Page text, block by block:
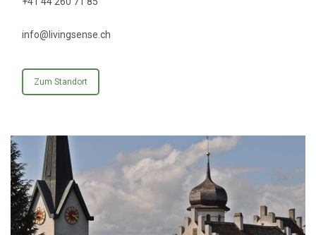
info@livingsense.ch
Zum Standort